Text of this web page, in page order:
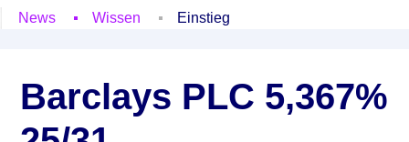
News
Wissen Einstieg
Barclays PLC 5,367%